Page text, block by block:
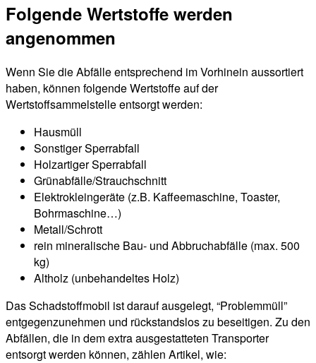
Folgende Wertstoffe werden
angenommen
Wenn Sie die Abfälle entsprechend im Vorhinein aussortiert
haben, können folgende Wertstoffe auf der
Wertstoffsammelstelle entsorgt werden:
Hausmüll
Sonstiger Sperrabfall
Holzartiger Sperrabfall
Grünabfälle/Strauchschnitt
Elektrokleingeräte (z.B. Kaffeemaschine, Toaster,
Bohrmaschine…)
Metall/Schrott
rein mineralische Bau- und Abbruchabfälle (max. 500
kg)
Altholz (unbehandeltes Holz)
Das Schadstoffmobil ist darauf ausgelegt, “Problemmüll”
entgegenzunehmen und rückstandslos zu beseitigen. Zu den
Abfällen, die in dem extra ausgestatteten Transporter
entsorgt werden können, zählen Artikel, wie: